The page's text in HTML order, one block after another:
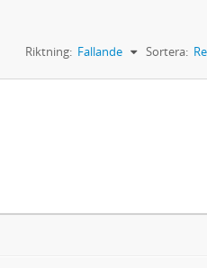
Sortera:
Riktning: Fallande